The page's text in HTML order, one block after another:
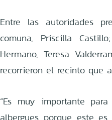
Entre las autoridades
comuna, Priscilla
Hermano, Teresa
recorrieron el recinto que
“Es muy importante
albergues porque este